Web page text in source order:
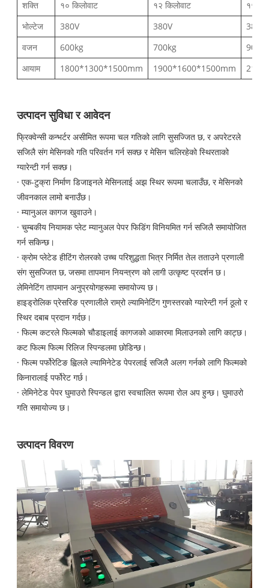
शक्ति १० किलोवाट १२ किलोवाट
१५
भोल्टेज
380V 380V
380V
वजन
600kg 700kg
आयाम
1800*1300*1500mm 1900*1600*1500mm
उत्पादन सुविधा र आवेदन
फ्रिक्वेन्सी कन्भर्टर असीमित रूपमा चल गतिको लागि सुसज्जित छ, र अपरेटरले
सजिलै संग मेसिनको गति परिवर्तन गर्न सक्छ र मेसिन चलिरहेको स्थिरताको
ग्यारेन्टी गर्न सक्छ।
· एक-टुक्रा निर्माण डिजाइनले मेसिनलाई अझ स्थिर रूपमा चलाउँछ, र मेसिनको
जीवनकाल लामो बनाउँछ।
· म्यानुअल कागज खुवाउने।
· चुम्बकीय नियामक प्लेट म्यानुअल पेपर फिडिंग विनियमित गर्न सजिलै समायोजित
गर्न सकिन्छ।
· क्रोम प्लेटेड हीटिंग रोलरको उच्च परिशुद्धता भित्र निर्मित तेल तताउने प्रणाली
संग सुसज्जित छ, जसमा तापमान नियन्त्रण को लागी उत्कृष्ट प्रदर्शन छ।
लेमिनेटिंग तापमान अनुप्रयोगहरूमा समायोज्य छ।
हाइड्रोलिक प्रेसरिङ प्रणालीले राम्रो ल्यामिनेटिंग गुणस्तरको ग्यारेन्टी गर्न ठूलो र
स्थिर दबाब प्रदान गर्दछ।
· फिल्म कटरले फिल्मको चौडाइलाई कागजको आकारमा मिलाउनको लागि काट्छ।
कट फिल्म फिल्म रिलिज स्पिन्डलमा छोडिन्छ।
· फिल्म पर्फोरेटिङ ह्विलले ल्यामिनेटेड पेपरलाई सजिलै अलग गर्नको लागि फिल्मको
किनारालाई पर्फोरेट गर्छ।
· लेमिनेटेड पेपर घुमाउरो स्पिन्डल द्वारा स्वचालित रूपमा रोल अप हुन्छ। घुमाउरो
गति समायोज्य छ।
उत्पादन विवरण